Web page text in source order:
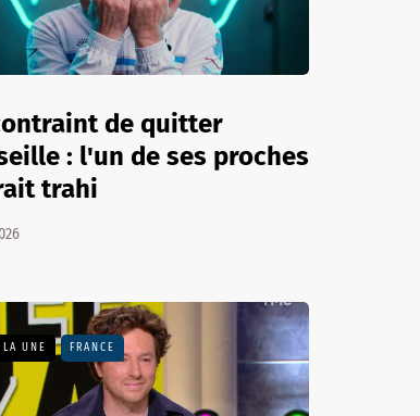
de quitter
: l'un de ses proches
trahi
LA UNE FRANCE